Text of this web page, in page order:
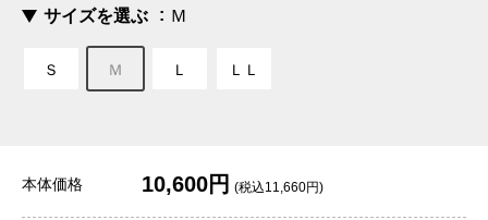
サイズを選ぶ Ｍ
Ｓ Ｍ Ｌ ＬＬ
本体価格 10,600円 (税込11,660円)